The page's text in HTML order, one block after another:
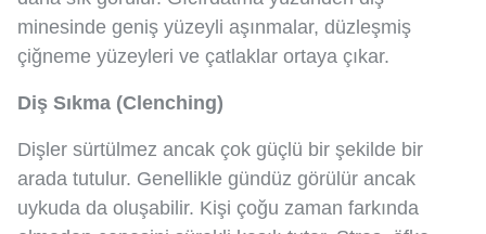
minesinde geniş yüzeyli aşınmalar, düzleşmiş
çiğneme yüzeyleri ve çatlaklar ortaya çıkar.
Diş Sıkma (Clenching)
Dişler sürtülmez ancak çok güçlü bir şekilde bir
arada tutulur. Genellikle gündüz görülür ancak
uykuda da oluşabilir. Kişi çoğu zaman farkında